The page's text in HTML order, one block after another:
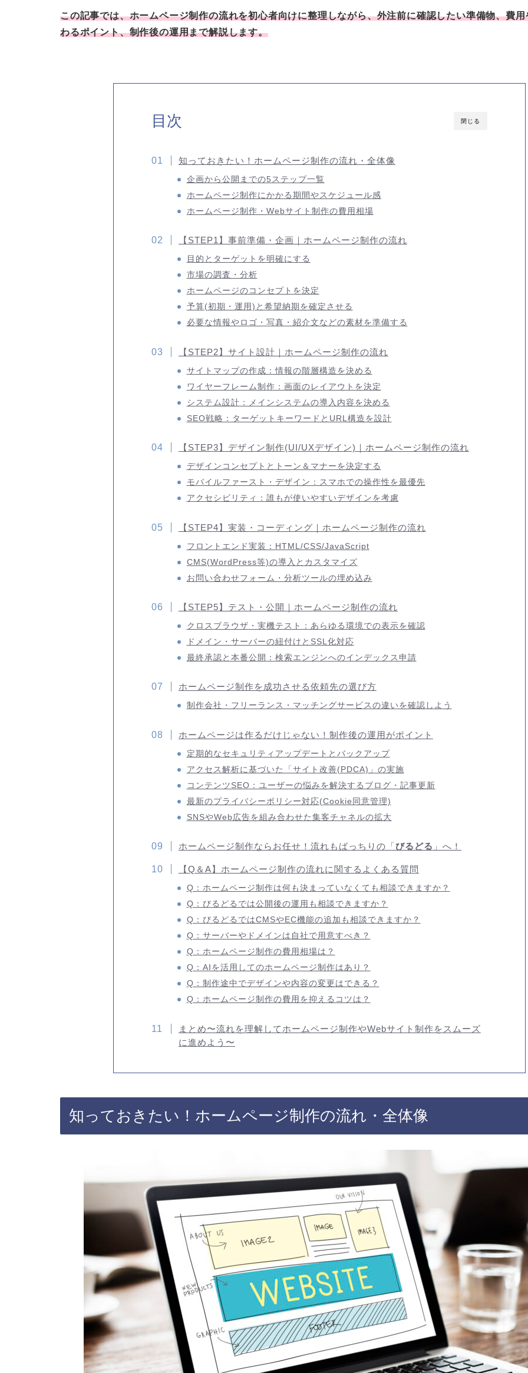
この記事では、ホームページ制作の流れを初心者向けに整理しながら、外注前に確認したい準備物、費
わるポイント、制作後の運用まで解説します。
閉じる
目次
知っておきたい！ホームページ制作の流れ・全体像
企画から公開までの5ステップ一覧
ホームページ制作にかかる期間やスケジュール感
ホームページ制作・Webサイト制作の費用相場
【STEP1】事前準備・企画｜ホームページ制作の流れ
目的とターゲットを明確にする
市場の調査・分析
ホームページのコンセプトを決定
予算(初期・運用)と希望納期を確定させる
必要な情報やロゴ・写真・紹介文などの素材を準備する
【STEP2】サイト設計｜ホームページ制作の流れ
サイトマップの作成：情報の階層構造を決める
ワイヤーフレーム制作：画面のレイアウトを決定
システム設計：メインシステムの導入内容を決める
SEO戦略：ターゲットキーワードとURL構造を設計
【STEP3】デザイン制作(UI/UXデザイン)｜ホームページ制作の流れ
デザインコンセプトとトーン＆マナーを決定する
モバイルファースト・デザイン：スマホでの操作性を最優先
アクセシビリティ：誰もが使いやすいデザインを考慮
【STEP4】実装・コーディング｜ホームページ制作の流れ
フロントエンド実装：HTML/CSS/JavaScript
CMS(WordPress等)の導入とカスタマイズ
お問い合わせフォーム・分析ツールの埋め込み
【STEP5】テスト・公開｜ホームページ制作の流れ
クロスブラウザ・実機テスト：あらゆる環境での表示を確認
ドメイン・サーバーの紐付けとSSL化対応
最終承認と本番公開：検索エンジンへのインデックス申請
ホームページ制作を成功させる依頼先の選び方
制作会社・フリーランス・マッチングサービスの違いを確認しよう
ホームページは作るだけじゃない！制作後の運用がポイント
定期的なセキュリティアップデートとバックアップ
アクセス解析に基づいた「サイト改善(PDCA)」の実施
コンテンツSEO：ユーザーの悩みを解決するブログ・記事更新
最新のプライバシーポリシー対応(Cookie同意管理)
SNSやWeb広告を組み合わせた集客チャネルの拡大
ホームページ制作ならお任せ！流れもばっちりの「びるどる 」へ！
【Q＆A】ホームページ制作の流れに関するよくある質問
Q：ホームページ制作は何も決まっていなくても相談できますか？
Q：びるどるでは公開後の運用も相談できますか？
Q：びるどるではCMSやEC機能の追加も相談できますか？
Q：サーバーやドメインは自社で用意すべき？
Q：ホームページ制作の費用相場は？
Q：AIを活用してのホームページ制作はあり？
Q：制作途中でデザインや内容の変更はできる？
Q：ホームページ制作の費用を抑えるコツは？
まとめ〜流れを理解してホームページ制作やWebサイト制作をスムーズ
に進めよう〜
知っておきたい！ホームページ制作の流れ・全体像